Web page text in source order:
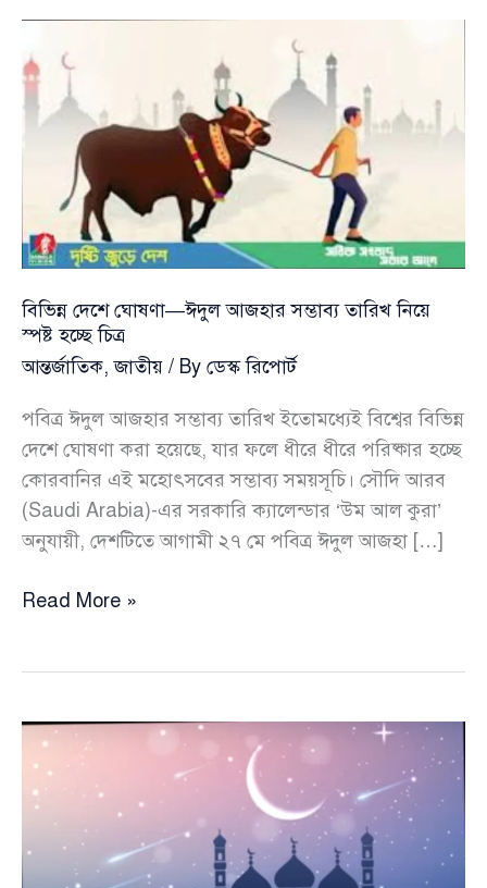
বিভিন্ন দেশে ঘোষণা—ঈদুল আজহার সম্ভাব্য তারিখ নিয়ে
স্পষ্ট হচ্ছে চিত্র
আন্তর্জাতিক,জাতীয় / By ডেস্ক রিপোর্ট
পবিত্র ঈদুল আজহার সম্ভাব্য তারিখ ইতোমধ্যেই বিশ্বের বিভিন্ন
দেশে ঘোষণা করা হয়েছে, যার ফলে ধীরে ধীরে পরিষ্কার হচ্ছে
কোরবানির এই মহোৎসবের সম্ভাব্য সময়সূচি। সৌদি আরব
(Saudi Arabia)-এর সরকারি ক্যালেন্ডার ‘উম আল কুরা’
অনুযায়ী, দেশটিতে আগামী ২৭ মে পবিত্র ঈদুল আজহা […]
বিভিন্ন
ঈদুল
আজহার
সম্ভাব্য
তারিখ
স্পষ্ট
Read More »